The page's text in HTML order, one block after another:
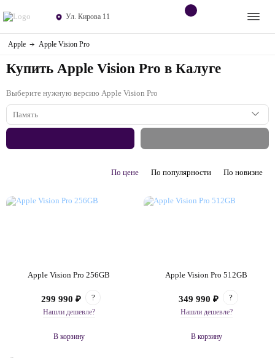
Ул. Кирова 11
Контакты
магазине
Apple
Dyson
Яндекс станции
Apple Apple Vision Pro
Купить Apple Vision Pro в Калуге
Выберите нужную версию Apple Vision Pro
Память
По цене По популярности По новизне
Apple Vision Pro 256GB
299 990 ₽ ?
Нашли дешевле?
В корзину
Apple Vision Pro 512GB
349 990 ₽ ?
Нашли дешевле?
В корзину